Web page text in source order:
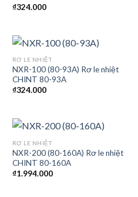
₫324.000
RƠ LE NHIỆT
NXR-100 (80-93A) Rơ le nhiệt
CHINT 80-93A
₫324.000
RƠ LE NHIỆT
NXR-200 (80-160A) Rơ le nhiệt
CHINT 80-160A
₫1.994.000